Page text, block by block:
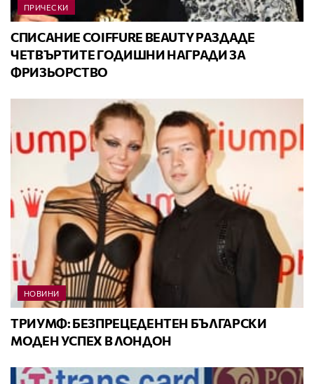
ПРИЧЕСКИ
СПИСАНИЕ COIFFURE BEAUTY РАЗДАДE
ЧЕТВЪРТИТЕ ГОДИШНИ НАГРАДИ ЗА
ФРИЗЬОРСТВО
НОВИНИ
ТРИУМФ: БЕЗПРЕЦЕДЕНТЕН БЪЛГАРСКИ
МОДЕН УСПЕХ В ЛОНДОН